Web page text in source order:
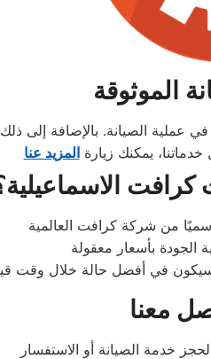
الموثوقة
عملية الصيانة. بالإضافة إلى
يمكنك زيارةالمزيد عنا
كرافت
معنا